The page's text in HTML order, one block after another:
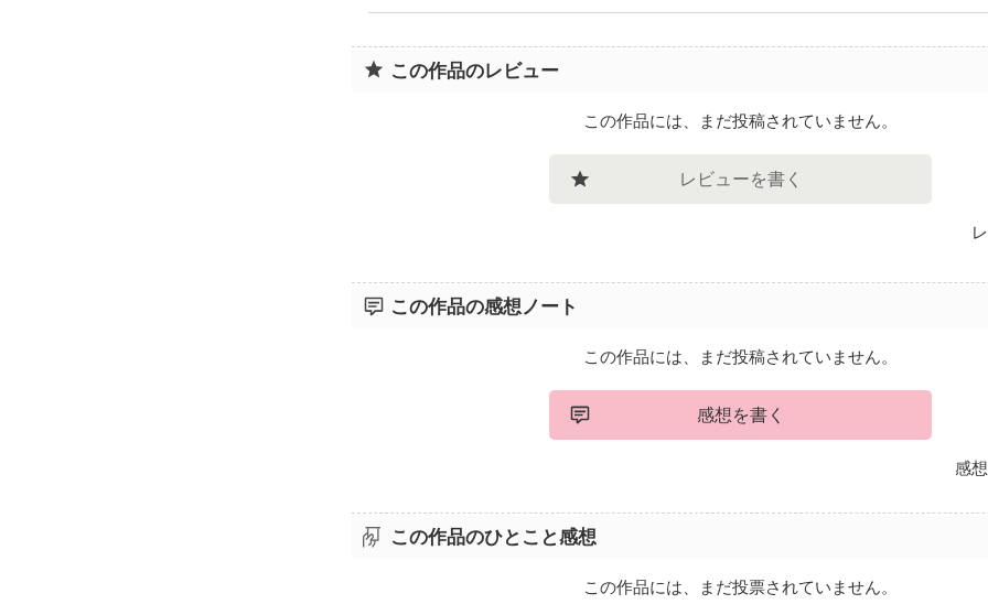
この作品のレビュー
この作品には、まだ投稿されていません。
レビューを書く
この作品の感想ノート
この作品には、まだ投稿されていません。
感想を書く
感
この作品のひとこと感想
この作品には、まだ投票されていません。